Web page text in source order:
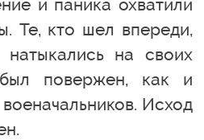
и паника охватили
Те, кто шел впереди,
натыкались на своих
повержен, как и
Исход